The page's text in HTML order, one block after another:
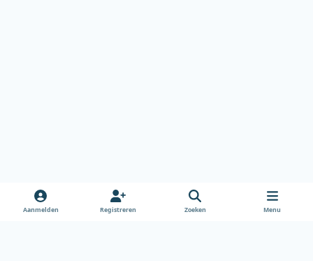
Aanmelden Registreren Zoeken Menu